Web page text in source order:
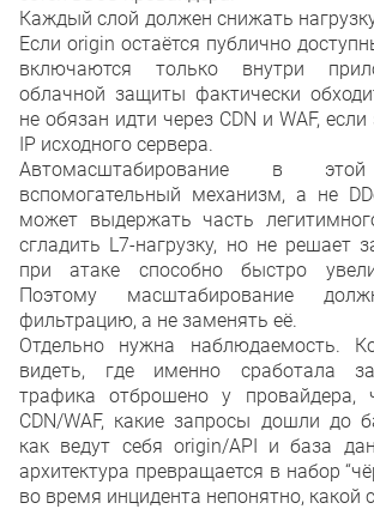
Каждый слой должен снижать
Если origin остаётся публично
включаются только внутри
облачной защиты фактически
не обязан идти через CDN и WAF,
IP исходного сервера.
Автомасштабирование в
вспомогательный механизм, а не
может выдержать часть
сгладить L7-нагрузку, но не решает
при атаке способно быстро
Поэтому масштабирование
фильтрацию, а не заменять её.
Отдельно нужна наблюдаемость.
видеть, где именно сработала
трафика отброшено у
CDN/WAF, какие запросы дошли до
как ведут себя origin/API и база
архитектура превращается в набор
во время инцидента непонятно, какой